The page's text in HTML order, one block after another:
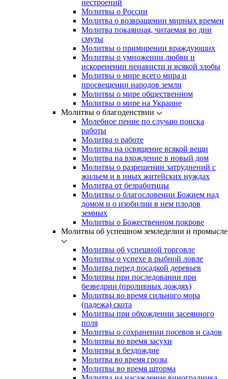
нестроений
Молитвы о России
Молитва о возвращении мирных времен
Молитва покаянная, читаемая во дни
смуты
Молитвы о примирении враждующих
Молитвы о умножении любви и
искоренении ненависти и всякой злобы
Молитвы о мире всего мира и
просвещении народов земли
Молитвы о мире общественном
Молитвы о мире на Украине
Молитвы о благоденствии
Молебное пение по случаю поиска
работы
Молитва о работе
Молитва на освящение всякой вещи
Молитва на вхождение в новый дом
Молитвы о разрешении затруднений с
жильем и в иных житейских нуждах
Молитва от безработицы
Молитвы о благословении Божием над
домом и о изобилии в нем плодов
земных
Молитвы о Божественном покрове
Молитвы об успешном земледелии и промысле
Молитвы об успешной торговле
Молитвы о успехе в рыбной ловле
Молитва перед посадкой деревьев
Молитвы при последовании при
безведрии (проливных дождях)
Молитвы во время сильного мора
(падежа) скота
Молитвы при обхождении засеянного
поля
Молитвы о сохранении посевов и садов
Молитвы во время засухи
Молитвы в бездождие
Молитва во время грозы
Молитвы во время шторма